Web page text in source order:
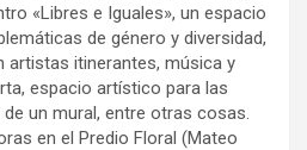
«Libres e Iguales», un espacio
de género y diversidad,
artistas itinerantes, música y
espacio artístico para las
un mural, entre otras cosas.
en el Predio Floral (Mateo